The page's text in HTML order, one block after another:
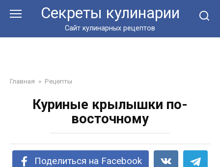
Секреты кулинарии
Сайт кулинарных рецептов
Главная » Рецепты
Куриные крылышки по-
восточному
Поделиться на Facebook